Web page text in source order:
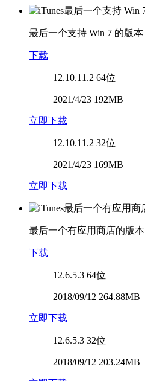
最后一个支持 Win 7 的版本
下载
12.10.11.2 64位
2021/4/23 192MB
立即下载
12.10.11.2 32位
2021/4/23 169MB
立即下载
最后一个有应用商店的版本
下载
12.6.5.3 64位
2018/09/12 264.88MB
立即下载
12.6.5.3 32位
2018/09/12 203.24MB